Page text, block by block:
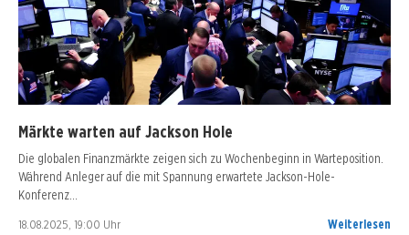
Märkte warten auf Jackson Hole
Die globalen Finanzmärkte zeigen sich zu Wochenbeginn in Warteposition.
Während Anleger auf die mit Spannung erwartete Jackson-Hole-
Konferenz…
18.08.2025, 19:00 Uhr Weiterlesen